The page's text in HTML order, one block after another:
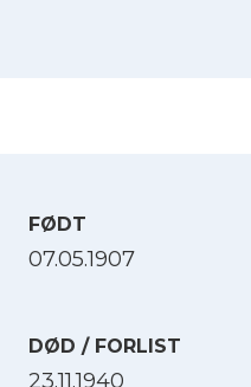
FØDT
07.05.1907
DØD / FORLIST
23.11.1940